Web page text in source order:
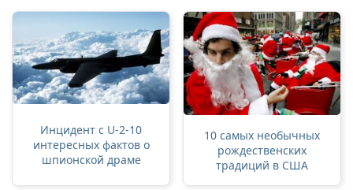
Инцидент с U-2-10
интересных фактов о
шпионской драме
10 самых необычных
рождественских
традиций в США